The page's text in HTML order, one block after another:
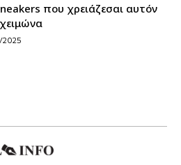
που χρειάζεσαι αυτόν
2025